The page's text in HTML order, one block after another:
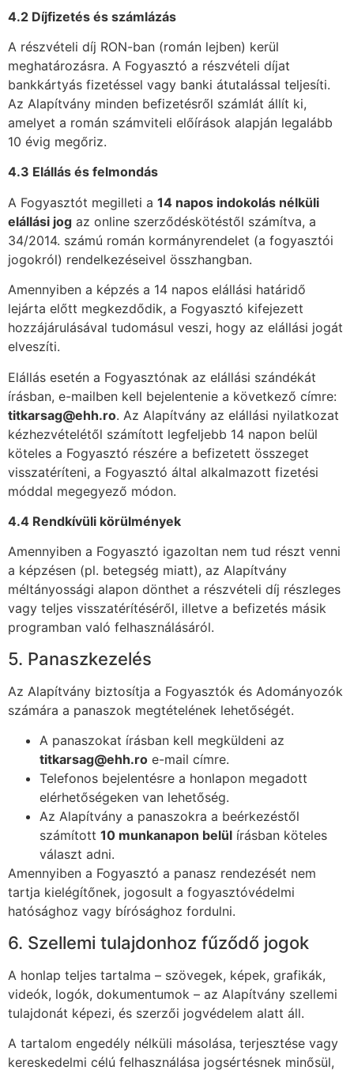
4.2 Díjfizetés és számlázás
A részvételi díj RON-ban (román lejben) kerül
meghatározásra. A Fogyasztó a részvételi díjat
bankkártyás fizetéssel vagy banki átutalással teljesíti.
Az Alapítvány minden befizetésről számlát állít ki,
amelyet a román számviteli előírások alapján legalább
10 évig megőriz.
4.3 Elállás és felmondás
A Fogyasztót megilleti a 14 napos indokolás nélküli
elállási jog az online szerződéskötéstől számítva, a
34/2014. számú román kormányrendelet (a fogyasztói
jogokról) rendelkezéseivel összhangban.
Amennyiben a képzés a 14 napos elállási határidő
lejárta előtt megkezdődik, a Fogyasztó kifejezett
hozzájárulásával tudomásul veszi, hogy az elállási jogát
elveszíti.
Elállás esetén a Fogyasztónak az elállási szándékát
írásban, e-mailben kell bejelentenie a következő címre:
titkarsag@ehh.ro. Az Alapítvány az elállási nyilatkozat
kézhezvételétől számított legfeljebb 14 napon belül
köteles a Fogyasztó részére a befizetett összeget
visszatéríteni, a Fogyasztó által alkalmazott fizetési
móddal megegyező módon.
4.4 Rendkívüli körülmények
Amennyiben a Fogyasztó igazoltan nem tud részt venni
a képzésen (pl. betegség miatt), az Alapítvány
méltányossági alapon dönthet a részvételi díj részleges
vagy teljes visszatérítéséről, illetve a befizetés másik
programban való felhasználásáról.
5. Panaszkezelés
Az Alapítvány biztosítja a Fogyasztók és Adományozók
számára a panaszok megtételének lehetőségét.
A panaszokat írásban kell megküldeni az
titkarsag@ehh.ro e-mail címre.
Telefonos bejelentésre a honlapon megadott
elérhetőségeken van lehetőség.
Az Alapítvány a panaszokra a beérkezéstől
számított 10 munkanapon belül írásban köteles
választ adni.
Amennyiben a Fogyasztó a panasz rendezését nem
tartja kielégítőnek, jogosult a fogyasztóvédelmi
hatósághoz vagy bírósághoz fordulni.
6. Szellemi tulajdonhoz fűződő jogok
A honlap teljes tartalma – szövegek, képek, grafikák,
videók, logók, dokumentumok – az Alapítvány szellemi
tulajdonát képezi, és szerzői jogvédelem alatt áll.
A tartalom engedély nélküli másolása, terjesztése vagy
kereskedelmi célú felhasználása jogsértésnek minősül,